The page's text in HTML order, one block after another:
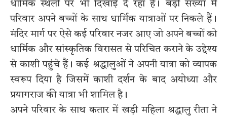
धार्मिक स्थलों पर भी दिखाई दे रहा है। बड़ी संख्या में
परिवार अपने बच्चों के साथ धार्मिक यात्राओं पर निकले हैं।
मंदिर मार्ग पर ऐसे कई परिवार नजर आए जो अपने बच्चों को
धार्मिक और सांस्कृतिक विरासत से परिचित कराने के उद्देश्य
से काशी पहुंचे हैं। कई श्रद्धालुओं ने अपनी यात्रा को व्यापक
स्वरूप दिया है जिसमें काशी दर्शन के बाद अयोध्या और
प्रयागराज की यात्रा भी शामिल है।
अपने परिवार के साथ कतार में खड़ी महिला श्रद्धालु रीता ने